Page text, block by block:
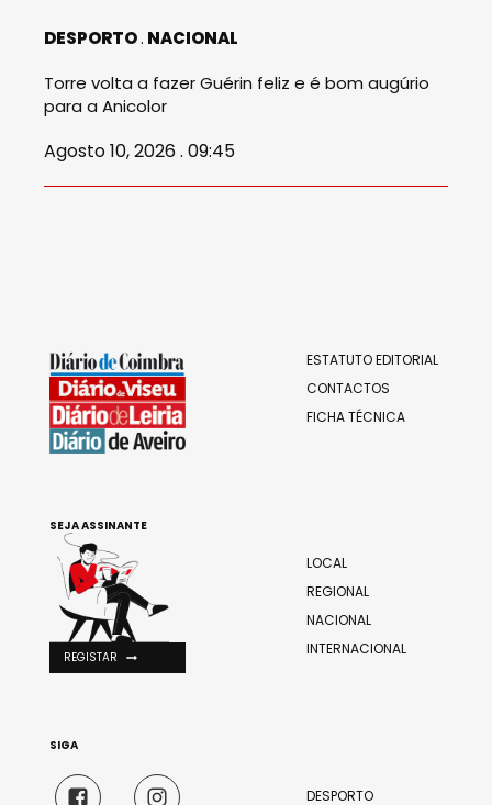
DESPORTO NACIONAL
Torre volta a fazer Guérin feliz e é bom augúrio
para a Anicolor
Agosto 10, 2026 . 09:45
ESTATUTO EDITORIAL
CONTACTOS
FICHA TÉCNICA
LOCAL
REGIONAL
NACIONAL
INTERNACIONAL
DESPORTO
SEJA ASSINANTE
REGISTAR
SIGA